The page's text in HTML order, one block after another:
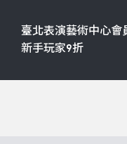
臺北表演藝術中心
新手玩家9折